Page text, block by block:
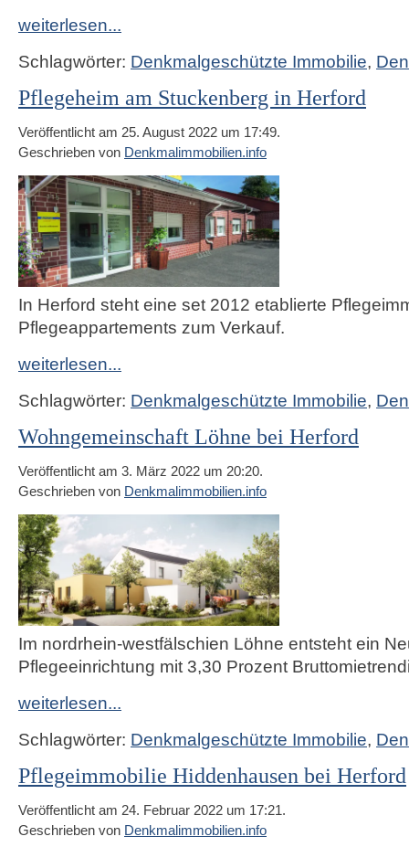
weiterlesen...
Schlagwörter: Denkmalgeschützte Immobilie,
Pflegeheim am Stuckenberg in Herford
Veröffentlicht am 25. August 2022 um 17:49.
Geschrieben von Denkmalimmobilien.info
In Herford steht eine set 2012 etablierte
Pflegeappartements zum Verkauf.
weiterlesen...
Schlagwörter: Denkmalgeschützte Immobilie,
Wohngemeinschaft Löhne bei Herford
Veröffentlicht am 3. März 2022 um 20:20.
Geschrieben von Denkmalimmobilien.info
Im nordrhein-westfälschien Löhne entsteht ein
Pflegeeinrichtung mit 3,30 Prozent
weiterlesen...
Schlagwörter: Denkmalgeschützte Immobilie,
Pflegeimmobilie Hiddenhausen bei Herford
Veröffentlicht am 24. Februar 2022 um 17:21.
Geschrieben von Denkmalimmobilien.info